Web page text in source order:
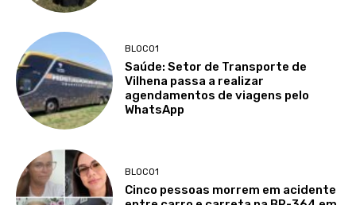
BLOCO1
Saúde: Setor de Transporte de
Vilhena passa a realizar
agendamentos de viagens pelo
WhatsApp
BLOCO1
Cinco pessoas morrem em acidente